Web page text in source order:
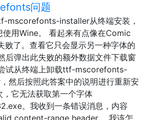
问题
mscorefonts-installer从终端安装，
使用Wine。 看起来有点像在Comic
败了。查看它只会显示另一种字体的
后弹出此失败的额外数据文件下载窗
试从终端上卸载ttf-mscorefonts-
然后按照此答案中的说明进行重新安
，它无法获取第一个字体
。我收到一条错误消息，内容
content-range header。 我该怎